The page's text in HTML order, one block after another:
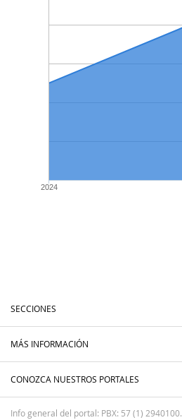
2024
SECCIONES
MÁS INFORMACIÓN
CONOZCA NUESTROS PORTALES
Info general del portal: PBX: 57 (1) 2940100.